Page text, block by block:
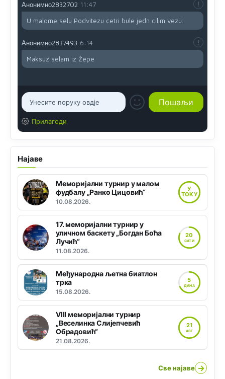
Анонимно2832702 11:47
U malome selu Podvitezu cetri bule jedn cilim vezu.
Анонимно2837493 6:14
Maksuz selam iz Žepe
Прилагоди
Најаве
Меморијални турнир у малом
фудбалу „Ранко Цицовић“
10.08.2026.
У
ТОКУ
17. меморијални турнир у
уличном баскету „Богдан Боћа
Лучић“
11.08.2026.
20
САТИ
Међународна љетна биатлон
трка
15.08.2026.
5
ДАНА
VIII меморијални турнир
„Веселинка Слијепчевић
Обрадовић“
21.08.2026.
21
АВГ
Све најаве →